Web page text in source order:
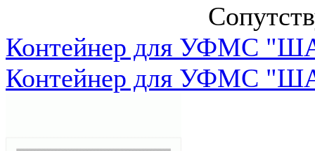
Контейнер для УФМС
Контейнер для УФМС